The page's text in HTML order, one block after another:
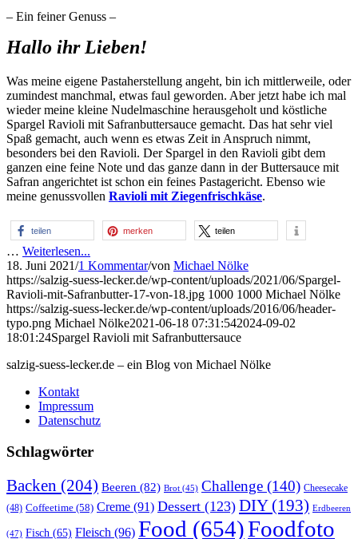
– Ein feiner Genuss –
Hallo ihr Lieben!
Was meine eigene Pastaherstellung angeht, bin ich mittlerweile, oder
zumindest manchmal, etwas faul geworden. Aber jetzt habe ich mal
wieder meine kleine Nudelmaschine herausgeholt und köstliche
Spargel Ravioli mit Safranbuttersauce gemacht. Das hat sehr viel
Spaß gemacht, auch wenn es etwas Zeit in Anspruch nimmt,
besonders bei den Ravioli. Der Spargel in den Ravioli gibt dem
ganzen eine feine Note und das ganze dann in der Buttersauce mit
Safran angerichtet ist schon ein feines Pastagericht. Ebenso wie
meine genussvollen Ravioli mit Ziegenfrischkäse.
teilen merken teilen
… Weiterlesen...
18. Juni 2021/1 Kommentar/von Michael Nölke
https://salzig-suess-lecker.de/wp-content/uploads/2021/06/Spargel-
Ravioli-mit-Safranbutter-17-von-18.jpg 1000 1000 Michael Nölke
https://salzig-suess-lecker.de/wp-content/uploads/2016/06/header-
typo.png Michael Nölke2021-06-18 07:31:542024-09-02
18:01:24Spargel Ravioli mit Safranbuttersauce
salzig-suess-lecker.de – ein Blog von Michael Nölke
Kontakt
Impressum
Datenschutz
Schlagwörter
Backen (204) Beeren (82) Brot (45) Challenge (140) Cheesecake
(48) Coffeetime (58) Creme (91) Dessert (123) DIY(193) Erdbeeren
(47) Fisch (65) Fleisch (96) Food (654)Foodfoto